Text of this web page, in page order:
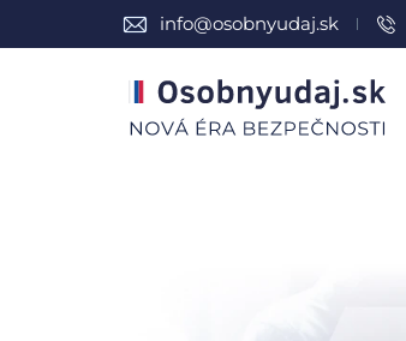
info@osobnyudaj.sk